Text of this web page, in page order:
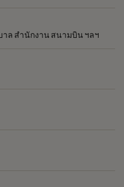
ล สำนักงาน สนามบิน ฯลฯ